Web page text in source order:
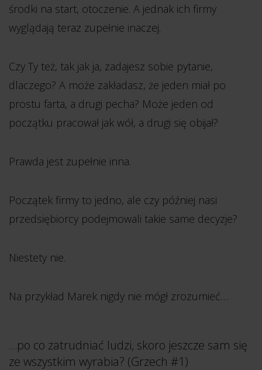
środki na start, otoczenie. A jednak ich firmy
wyglądają teraz zupełnie inaczej.
Czy Ty też, tak jak ja, zadajesz sobie pytanie,
dlaczego? A może zakładasz, że jeden miał po
prostu farta, a drugi pecha? Może jeden od
początku pracował jak wół, a drugi się obijał?
Prawda jest zupełnie inna.
Początek firmy to jedno, ale czy później nasi
przedsiębiorcy podejmowali takie same decyzje?
Niestety nie.
Na przykład Marek nigdy nie mógł zrozumieć…
…po co zatrudniać ludzi, skoro jeszcze sam się
ze wszystkim wyrabia? (Grzech #1)